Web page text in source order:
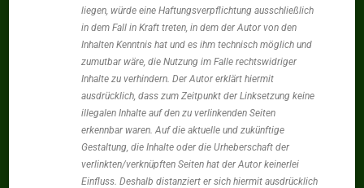
liegen, würde eine Haftungsverpflichtung ausschließlich
in dem Fall in Kraft treten, in dem der Autor von den
Inhalten Kenntnis hat und es ihm technisch möglich und
zumutbar wäre, die Nutzung im Falle rechtswidriger
Inhalte zu verhindern. Der Autor erklärt hiermit
ausdrücklich, dass zum Zeitpunkt der Linksetzung keine
illegalen Inhalte auf den zu verlinkenden Seiten
erkennbar waren. Auf die aktuelle und zukünftige
Gestaltung, die Inhalte oder die Urheberschaft der
verlinkten/verknüpften Seiten hat der Autor keinerlei
Einfluss. Deshalb distanziert er sich hiermit ausdrücklich